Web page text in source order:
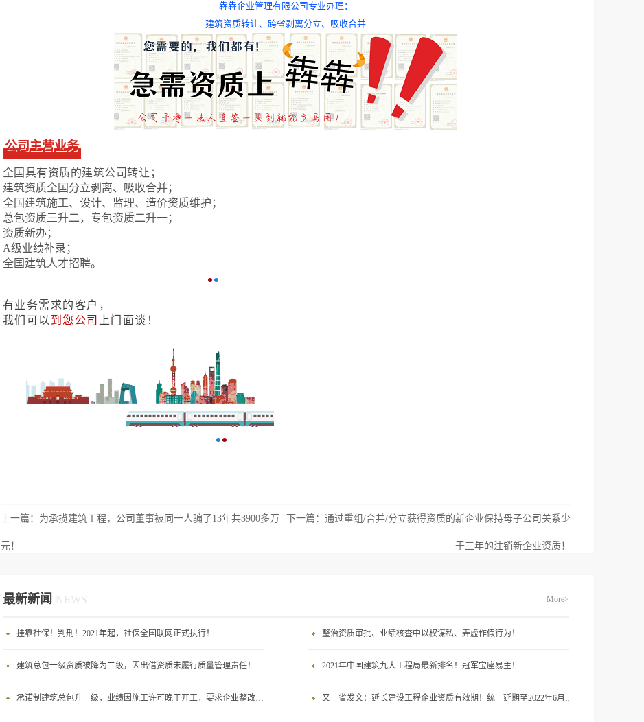
犇犇企业管理有限公司专业办理：
建筑资质转让、 跨省剥离分立、吸收合并
公司主营业务
全国具有资质的建筑公司转让；
建筑资质全国分立剥离、吸收合并；
全国建筑施工、设计、监理、造价资质维护；
总包资质三升二，专包资质二升一；
资质新办；
A级业绩补录；
全国建筑人才招聘。
有业务需求的客户，
我们可以 到您公司 上门面谈！
上一篇： 为承揽建筑工程，公司董事被同一人骗了13年共3900多万
元！
下一篇： 通过重组/合并/分立获得资质的新企业保持母子公司关系少
于三年的注销新企业资质！
最新新闻 NEWS More>
挂靠社保！判刑！2021年起，社保全国联网正式执行！ 整治资质审批、业绩核查中以权谋私、弄虚作假行为！
建筑总包一级资质被降为二级，因出借资质未履行质量管理责任！ 2021年中国建筑九大工程局最新排名！冠军宝座易主！
承诺制建筑总包升一级，业绩因施工许可晚于开工，要求企业整改否则将撤销资质！ 又一省发文：延长建设工程企业资质有效期！统一延期至2022年6月30日！